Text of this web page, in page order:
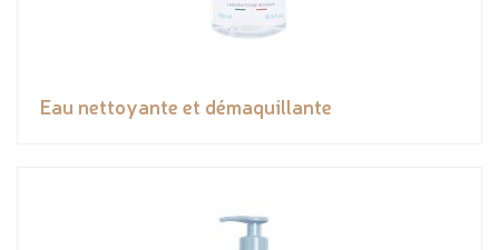
Eau nettoyante et démaquillante